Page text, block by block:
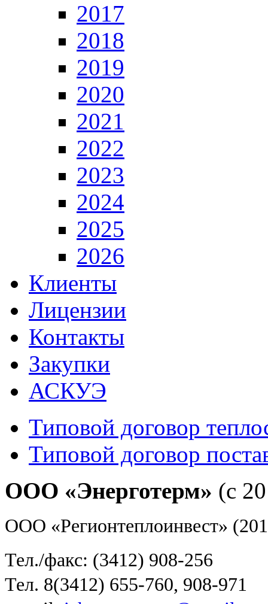
2017
2018
2019
2020
2021
2022
2023
2024
2025
2026
Клиенты
Лицензии
Контакты
Закупки
АСКУЭ
Типовой договор
Типовой договор
ООО «Энерготерм» (с
ООО «Регионтеплоинвест»
Тел./факс: (3412) 908-256
Тел. 8(3412) 655-760, 908-971